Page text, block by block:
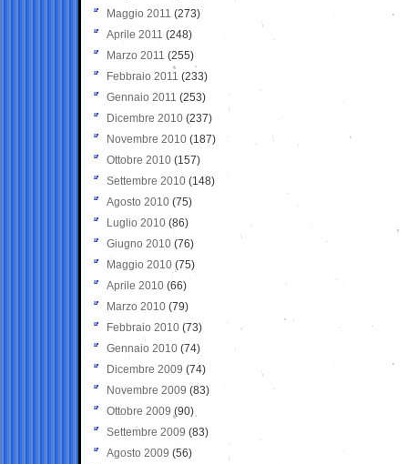
Maggio 2011 (273)
Aprile 2011 (248)
Marzo 2011 (255)
Febbraio 2011 (233)
Gennaio 2011 (253)
Dicembre 2010 (237)
Novembre 2010 (187)
Ottobre 2010 (157)
Settembre 2010 (148)
Agosto 2010 (75)
Luglio 2010 (86)
Giugno 2010 (76)
Maggio 2010 (75)
Aprile 2010 (66)
Marzo 2010 (79)
Febbraio 2010 (73)
Gennaio 2010 (74)
Dicembre 2009 (74)
Novembre 2009 (83)
Ottobre 2009 (90)
Settembre 2009 (83)
Agosto 2009 (56)